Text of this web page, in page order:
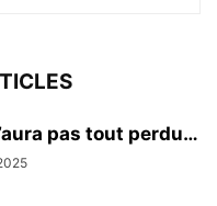
pas tout perdu…